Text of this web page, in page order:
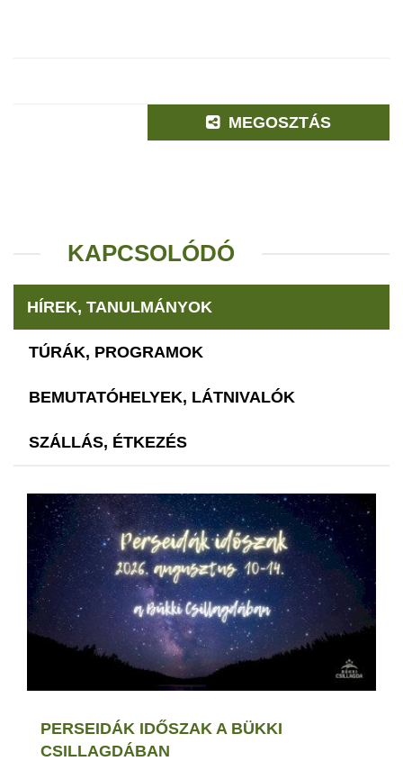
MEGOSZTÁS
KAPCSOLÓDÓ
HÍREK, TANULMÁNYOK
TÚRÁK, PROGRAMOK
BEMUTATÓHELYEK, LÁTNIVALÓK
SZÁLLÁS, ÉTKEZÉS
PERSEIDÁK IDŐSZAK A BÜKKI
CSILLAGDÁBAN